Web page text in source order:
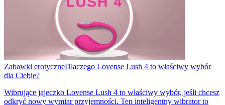
Zabawki erotyczneDlaczego Lovense Lush 4 to właściwy wybór
dla Ciebie?
Wibrujące jajeczko Lovense Lush 4 to właściwy wybór, jeśli chcesz
odkryć nowy wymiar przyjemności. Ten inteligentny wibrator to